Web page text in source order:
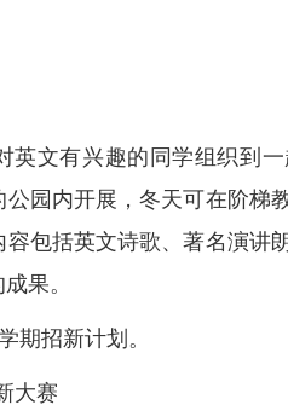
英文有兴趣的同学组织到
园内开展，冬天可在阶梯
包括英文诗歌、著名演讲
果。
期招新计划。
大赛